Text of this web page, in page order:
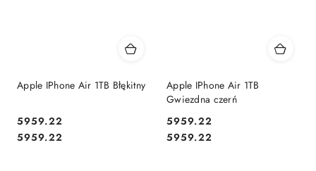
Apple IPhone Air 1TB Błękitny
Cena:
5959.22
Cena:
5959.22
Apple IPhone Air 1TB
Gwiezdna czerń
Cena:
5959.22
Cena:
5959.22